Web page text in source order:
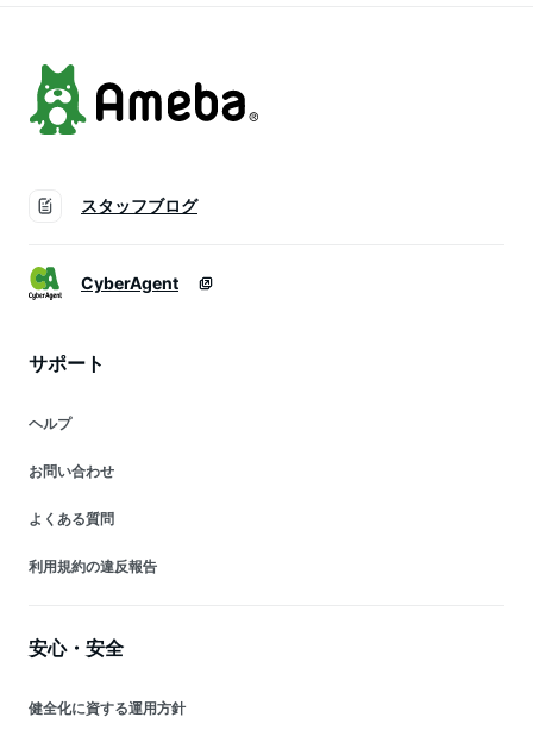
スタッフブログ
CyberAgent
サポート
ヘルプ
お問い合わせ
よくある質問
利用規約の違反報告
安心・安全
健全化に資する運用方針